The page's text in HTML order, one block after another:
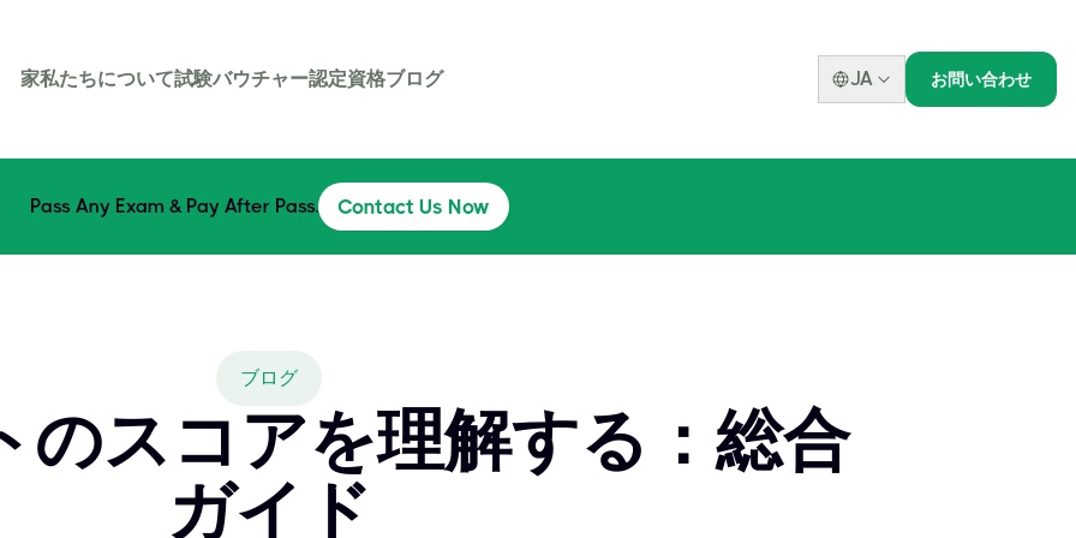
家私たちについて試験バウチャー認定資格ブログ JA お問い合わせ
Pass Any Exam & Pay After Pass. Contact Us Now
ブログ
のスコアを理解する：総合
ガイド